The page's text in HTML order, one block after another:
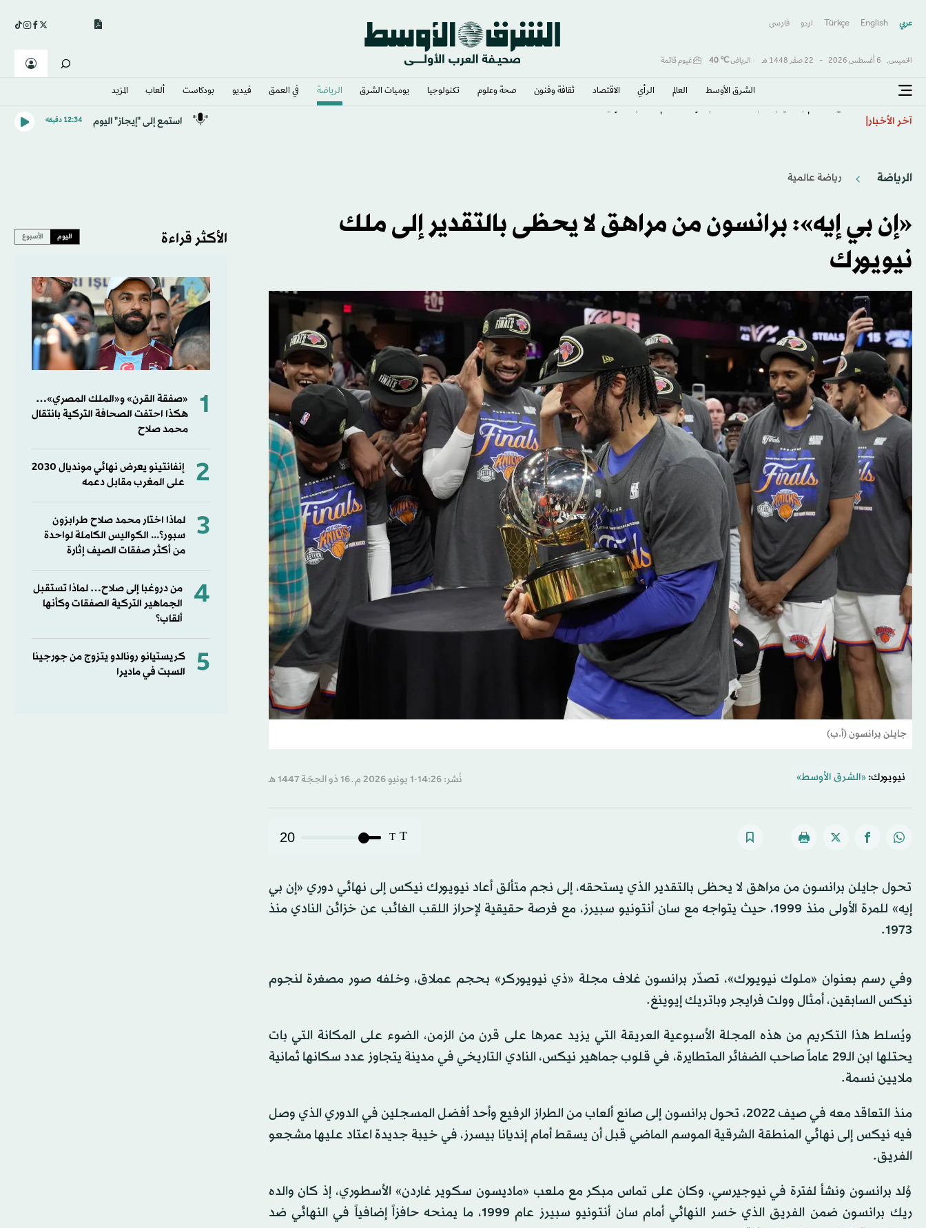
عربي English
Türkçe اردو فارسى
الخميس, 6 أغسطس 2026 - 22 صفَر 1448 هـ الرياض℃
40 غيوم قاتمة
الشرق الأوسط​ العالم الرأي الاقتصاد ثقافة وفنون صحة وعلوم تكنولوجيا يوميات الشرق​ الرياضة في العمق فيديو بودكاست ألعاب المزيد
آخر الأخبار استمع إلى "إيجاز" اليوم 12:34 دقيقه
الرياضة رياضة عالمية
«إن بي إيه»: برانسون من مراهق لا يحظى بالتقدير إلى ملك
نيويورك
جايلن برانسون (أ.ب)
نيويورك: «الشرق الأوسط» نُشر: 14:26-1 يونيو 2026 م ـ 16 ذو الحِجّة 1447 هـ
T
T
20
تحول جايلن برانسون من مراهق لا يحظى بالتقدير الذي يستحقه، إلى نجم متألق أعاد نيويورك نيكس إلى نهائي دوري «إن بي
إيه» للمرة الأولى منذ 1999، حيث يتواجه مع سان أنتونيو سبيرز، مع فرصة حقيقية لإحراز اللقب الغائب عن خزائن النادي منذ
1973.
وفي رسم بعنوان «ملوك نيويورك»، تصدّر برانسون غلاف مجلة «ذي نيويوركر» بحجم عملاق، وخلفه صور مصغرة لنجوم
نيكس السابقين، أمثال وولت فرايجر وباتريك إيوينغ.
ويُسلط هذا التكريم من هذه المجلة الأسبوعية العريقة التي يزيد عمرها على قرن من الزمن، الضوء على المكانة التي بات
يحتلها ابن الـ29 عاماً صاحب الضفائر المتطايرة، في قلوب جماهير نيكس، النادي التاريخي في مدينة يتجاوز عدد سكانها ثمانية
ملايين نسمة.
منذ التعاقد معه في صيف 2022، تحول برانسون إلى صانع ألعاب من الطراز الرفيع وأحد أفضل المسجلين في الدوري الذي وصل
فيه نيكس إلى نهائي المنطقة الشرقية الموسم الماضي قبل أن يسقط أمام إنديانا بيسرز، في خيبة جديدة اعتاد عليها مشجعو
الفريق.
وُلد برانسون ونشأ لفترة في نيوجيرسي، وكان على تماس مبكر مع ملعب «ماديسون سكوير غاردن» الأسطوري، إذ كان والده
ريك برانسون ضمن الفريق الذي خسر النهائي أمام سان أنتونيو سبيرز عام 1999، ما يمنحه حافزاً إضافياً في النهائي ضد
الأكثر قراءة اليوم الأسبوع
1
«صفقة القرن» و«الملك المصري»…
هكذا احتفت الصحافة التركية بانتقال
محمد صلاح
2
إنفانتينو يعرض نهائي مونديال 2030
على المغرب مقابل دعمه
3
لماذا اختار محمد صلاح طرابزون
سبور؟... الكواليس الكاملة لواحدة
من أكثر صفقات الصيف إثارة
4
من دروغبا إلى صلاح… لماذا تستقبل
الجماهير التركية الصفقات وكأنها
ألقاب؟
5
كريستيانو رونالدو يتزوج من جورجينا
السبت في ماديرا